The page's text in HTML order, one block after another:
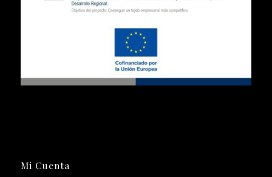
Mi Cuenta